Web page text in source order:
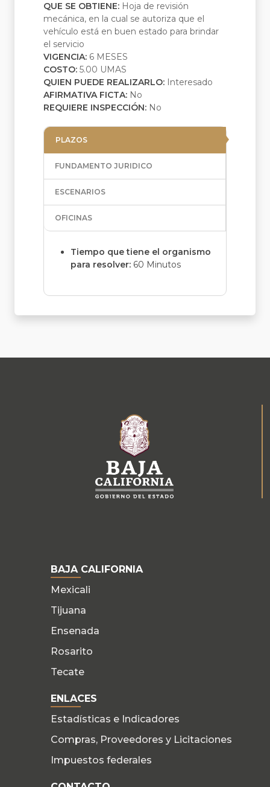
QUE SE OBTIENE: Hoja de revisión
mecánica, en la cual se autoriza que el
vehículo está en buen estado para brindar
el servicio
VIGENCIA: 6 MESES
COSTO: 5.00 UMAS
QUIEN PUEDE REALIZARLO: Interesado
AFIRMATIVA FICTA: No
REQUIERE INSPECCIÓN: No
PLAZOS
FUNDAMENTO JURIDICO
ESCENARIOS
OFICINAS
Tiempo que tiene el organismo
para resolver: 60 Minutos
BAJA CALIFORNIA
Mexicali
Tijuana
Ensenada
Rosarito
Tecate
ENLACES
Estadísticas e Indicadores
Compras, Proveedores y Licitaciones
Impuestos federales